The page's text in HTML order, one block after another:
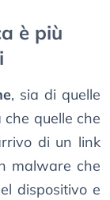
è più
, sia di quelle
quelle che
di un link
malware che
dispositivo e